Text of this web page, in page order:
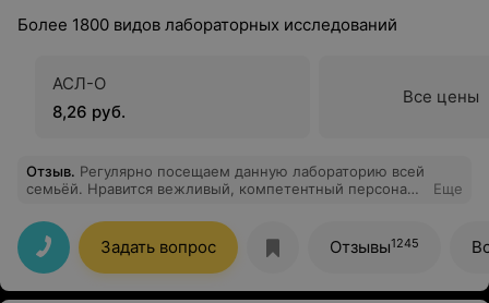
Более 1800 видов лабораторных исследований
АСЛ-О
8,26 руб.
Все цены
Отзыв. Регулярно посещаем данную лабораторию всей
семьёй. Нравится вежливый, компетентный персонал,
обслуживания и быстрый результат. Особенно хочется
выразить благодарность администратору Елене, всегда
доступно и подробно расскажет о исследованиях,
сроках исполнения. Всегда вежливая,
коммуникабельная и приветливая. Всем своим
Еще
Задать вопрос Отзывы1245